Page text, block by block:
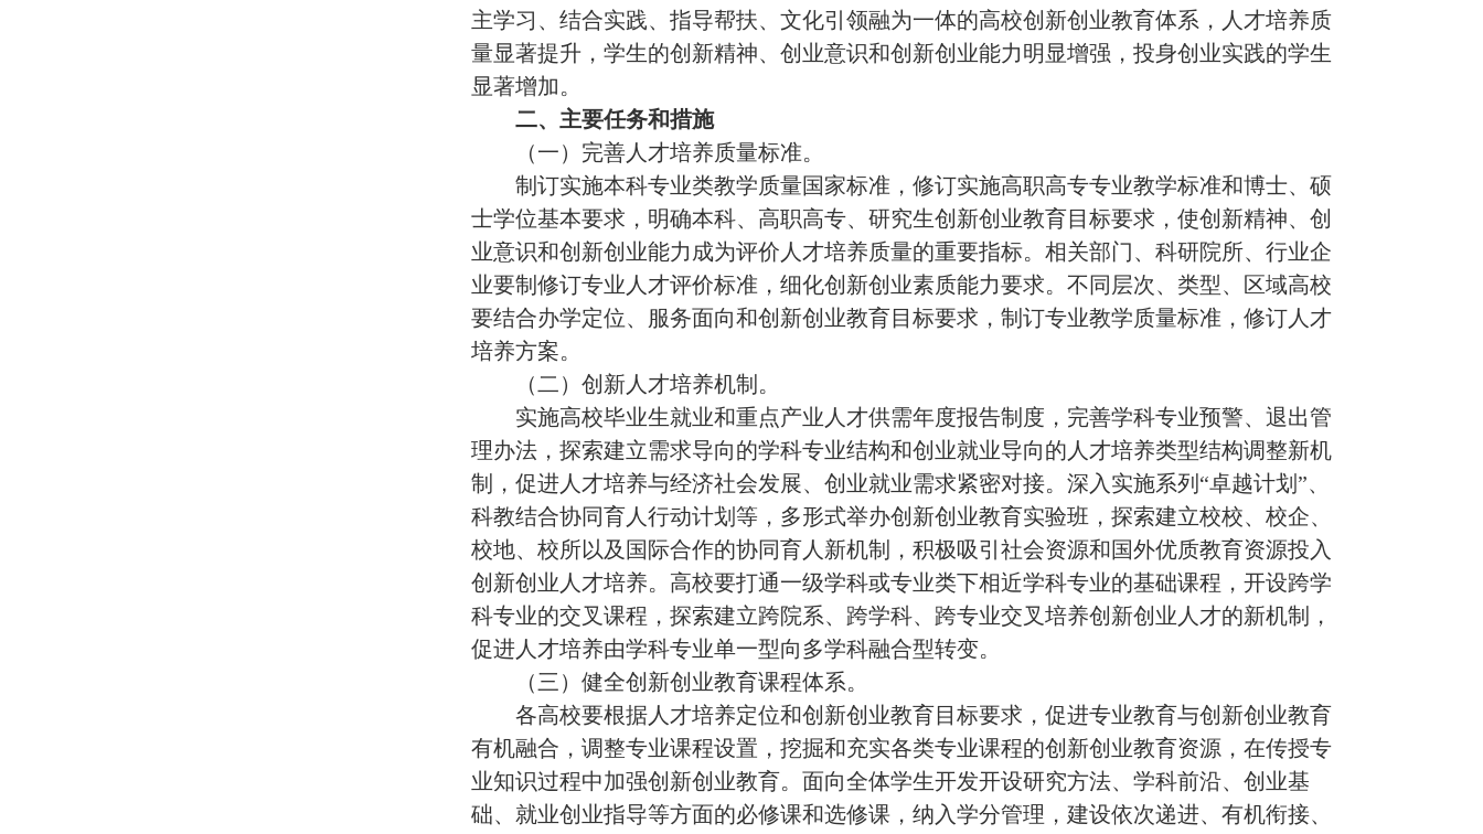
主学习、结合实践、指导帮扶、文化引领融为一体的高校创新创业教育体系，人才培养质
量显著提升，学生的创新精神、创业意识和创新创业能力明显增强，投身创业实践的学生
显著增加。
二、主要任务和措施
（一）完善人才培养质量标准。
制订实施本科专业类教学质量国家标准，修订实施高职高专专业教学标准和博士、硕
士学位基本要求，明确本科、高职高专、研究生创新创业教育目标要求，使创新精神、创
业意识和创新创业能力成为评价人才培养质量的重要指标。相关部门、科研院所、行业企
业要制修订专业人才评价标准，细化创新创业素质能力要求。不同层次、类型、区域高校
要结合办学定位、服务面向和创新创业教育目标要求，制订专业教学质量标准，修订人才
培养方案。
（二）创新人才培养机制。
实施高校毕业生就业和重点产业人才供需年度报告制度，完善学科专业预警、退出管
理办法，探索建立需求导向的学科专业结构和创业就业导向的人才培养类型结构调整新机
制，促进人才培养与经济社会发展、创业就业需求紧密对接。深入实施系列 “卓越计划 ”、
科教结合协同育人行动计划等，多形式举办创新创业教育实验班，探索建立校校、校企、
校地、校所以及国际合作的协同育人新机制，积极吸引社会资源和国外优质教育资源投入
创新创业人才培养。高校要打通一级学科或专业类下相近学科专业的基础课程，开设跨学
科专业的交叉课程，探索建立跨院系、跨学科、跨专业交叉培养创新创业人才的新机制，
促进人才培养由学科专业单一型向多学科融合型转变。
（三）健全创新创业教育课程体系。
各高校要根据人才培养定位和创新创业教育目标要求，促进专业教育与创新创业教育
有机融合，调整专业课程设置，挖掘和充实各类专业课程的创新创业教育资源，在传授专
业知识过程中加强创新创业教育。面向全体学生开发开设研究方法、学科前沿、创业基
础、就业创业指导等方面的必修课和选修课，纳入学分管理，建设依次递进、有机衔接、